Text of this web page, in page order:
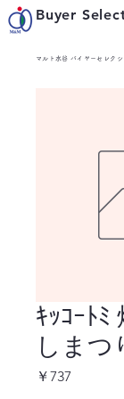
Buyer
マルト水谷 バイヤーセレクシ
ｷｯｺｰﾄ
しまつ
￥737